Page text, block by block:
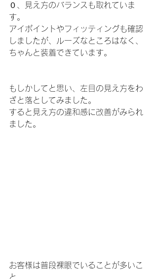
０、見え方のバランスも取れていま
す。
アイポイントやフィッティングも確認
しましたが、ルーズなところはなく、
ちゃんと装着できています。
もしかしてと思い、左目の見え方をわ
ざと落としてみました。
すると見え方の違和感に改善がみられ
ました。
お客様は普段裸眼でいることが多いこ
と、